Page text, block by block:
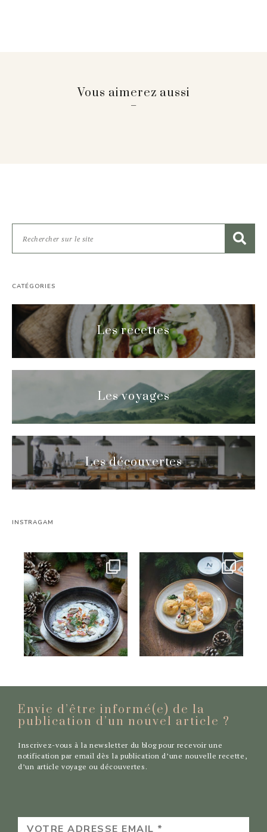
Vous aimerez aussi
CATÉGORIES
Les recettes
Les voyages
Les découvertes
INSTRAGAM
Envie d’être informé(e) de la
publication d’un nouvel article ?
Inscrivez-vous à la newsletter du blog pour recevoir une
notification par email dès la publication d’une nouvelle recette,
d’un article voyage ou découvertes.
VOTRE